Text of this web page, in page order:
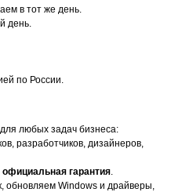
в тот же день.
день.
по России.
любых задач бизнеса:
разработчиков, дизайнеров,
официальная гарантия.
обновляем Windows и драйверы,